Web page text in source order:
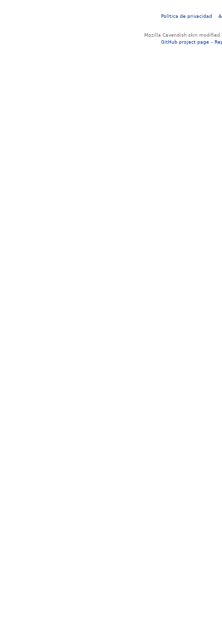
Política de privacidad
Mozilla Cavendish skin modified
GitHub project page –